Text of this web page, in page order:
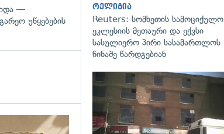
—
უწყებების
რელიგია
Reuters: სომხეთის სამოციქულო
ეკლესიის მეთაური და ექვსი
სასულიერო პირი სასამართლოს
წინაშე წარდგებიან